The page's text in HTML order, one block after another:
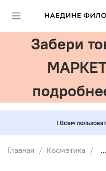
Забери
! Всем
Главная Косметика ...